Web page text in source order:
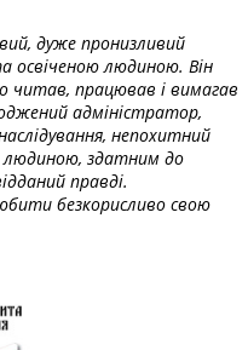
дуже пронизливий
освіченою людиною. Він
читав, працював і вимагав
адміністратор,
непохитний
здатним до
правді.
безкорисливо свою